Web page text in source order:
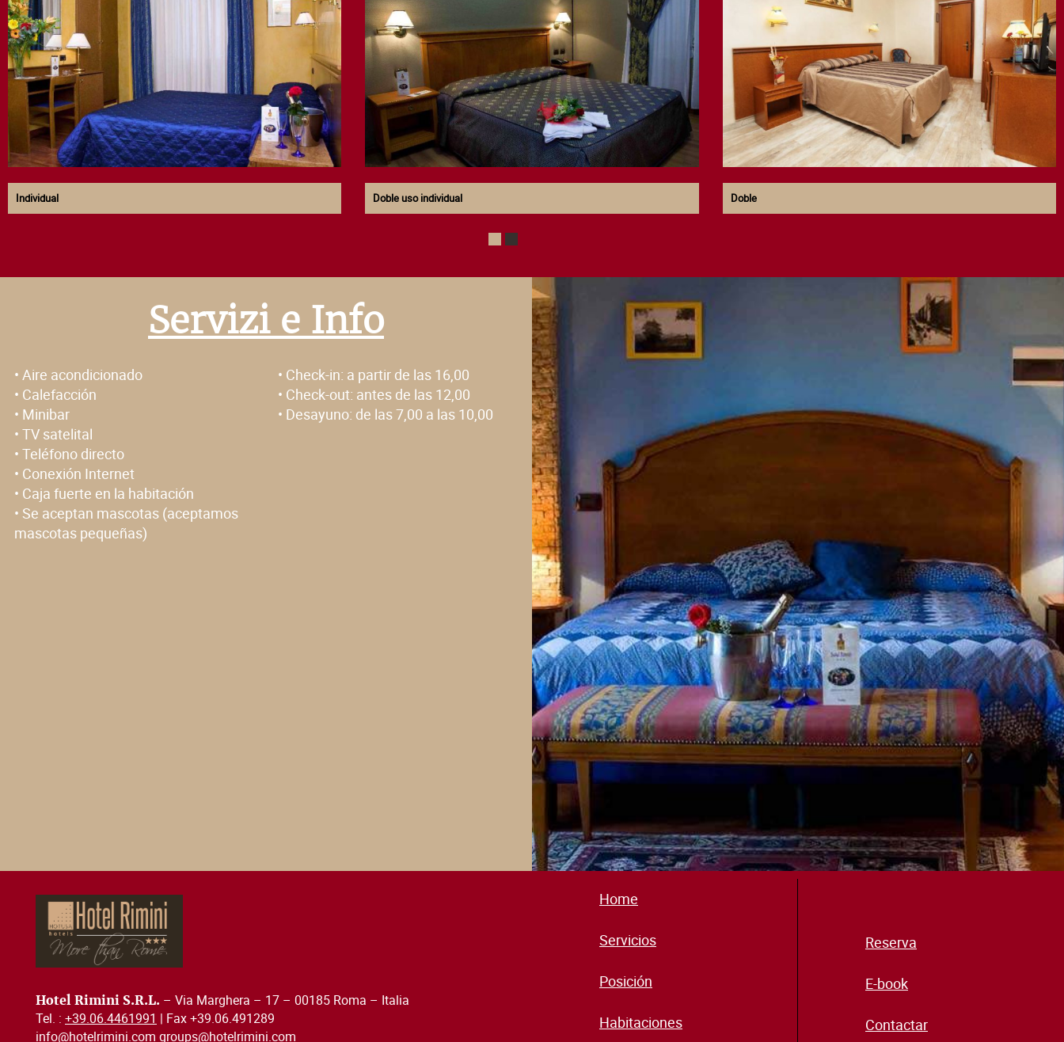
Individual Doble uso individual Doble
Servizi e Info
• Aire acondicionado
• Calefacción
• Minibar
• TV satelital
• Teléfono directo
• Conexión Internet
• Caja fuerte en la habitación
• Se aceptan mascotas (aceptamos
mascotas pequeñas)
• Check-in: a partir de las 16,00
• Check-out: antes de las 12,00
• Desayuno: de las 7,00 a las 10,00
Hotel Rimini S.R.L. – Via Marghera – 17 – 00185 Roma – Italia
Tel. : +39.06.4461991 | Fax +39.06.491289
info@hotelrimini.com groups@hotelrimini.com
Home
Servicios
Posición
Habitaciones
Reserva
E-book
Contactar